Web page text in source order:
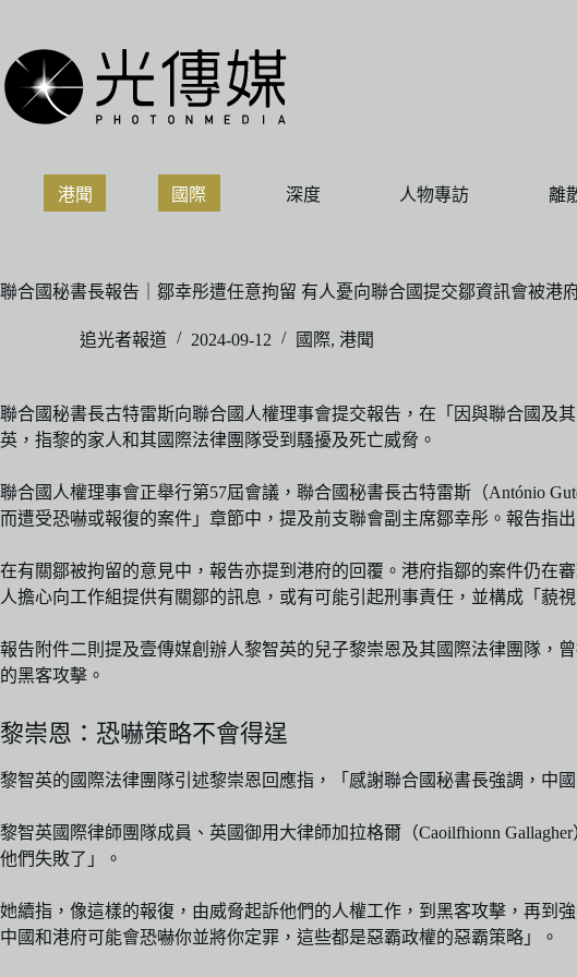
主
要
內
港聞 國際 深度 人物專訪 離
聯合國秘書長報告｜鄒幸彤遭任意拘留 有人憂向聯合國提交鄒資訊會被港
追光者報道 2024-09-12 國際, 港聞
聯合國秘書長古特雷斯向聯合國人權理事會提交報告，在「因與聯合國及
英，指黎的家人和其國際法律團隊受到騷擾及死亡威脅。
聯合國人權理事會正舉行第57屆會議，聯合國秘書長古特雷斯（António
而遭受恐嚇或報復的案件」章節中，提及前支聯會副主席鄒幸彤。報告指
在有關鄒被拘留的意見中，報告亦提到港府的回覆。港府指鄒的案件仍在
人擔心向工作組提供有關鄒的訊息，或有可能引起刑事責任，並構成「藐視
報告附件二則提及壹傳媒創辦人黎智英的兒子黎崇恩及其國際法律團隊，
的黑客攻擊。
黎崇恩：恐嚇策略不會得逞
黎智英的國際法律團隊引述黎崇恩回應指，「感謝聯合國秘書長強調，中
黎智英國際律師團隊成員、英國御用大律師加拉格爾（Caoilfhionn
他們失敗了」。
她續指，像這樣的報復，由威脅起訴他們的人權工作，到黑客攻擊，再到
中國和港府可能會恐嚇你並將你定罪，這些都是惡霸政權的惡霸策略」。